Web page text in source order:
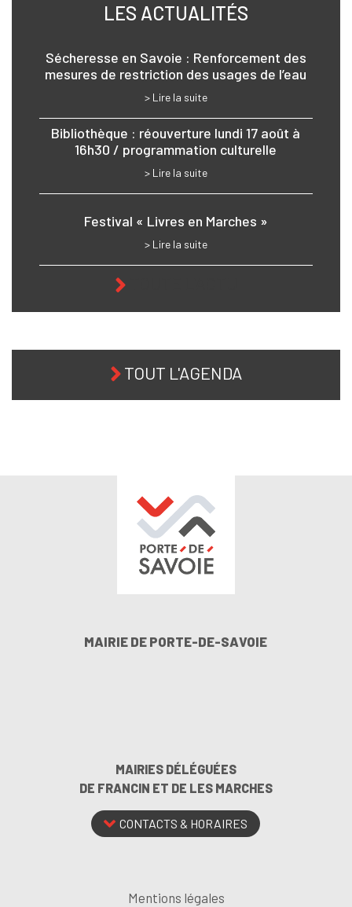
LES ACTUALITÉS
Sécheresse en Savoie : Renforcement des
mesures de restriction des usages de l’eau
> Lire la suite
Bibliothèque : réouverture lundi 17 août à
16h30 / programmation culturelle
> Lire la suite
Festival « Livres en Marches »
> Lire la suite
TOUT L'AGENDA
MAIRIE DE PORTE-DE-SAVOIE
MAIRIES DÉLÉGUÉES
DE FRANCIN ET DE LES MARCHES
CONTACTS & HORAIRES
Mentions légales